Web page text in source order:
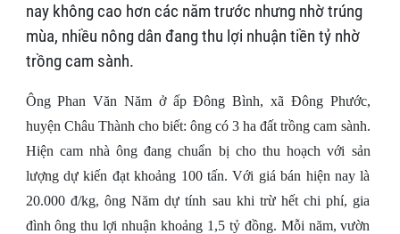
nay không cao hơn các năm trước nhưng nhờ trúng
mùa, nhiều nông dân đang thu lợi nhuận tiền tỷ nhờ
trồng cam sành.
Ông Phan Văn Năm ở ấp Đông Bình, xã Đông Phước,
huyện Châu Thành cho biết: ông có 3 ha đất trồng cam sành.
Hiện cam nhà ông đang chuẩn bị cho thu hoạch với sản
lượng dự kiến đạt khoảng 100 tấn. Với giá bán hiện nay là
20.000 đ/kg, ông Năm dự tính sau khi trừ hết chi phí, gia
đình ông thu lợi nhuận khoảng 1,5 tỷ đồng. Mỗi năm, vườn